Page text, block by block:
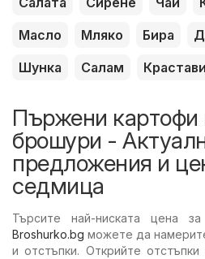
Масло
Мляко Бира
Шунка
Салам
Пържени картофи
брошури -
предложения и
седмица
Търсите най-ниската цена
Broshurko.bg можете да
и отстъпки. Открийте